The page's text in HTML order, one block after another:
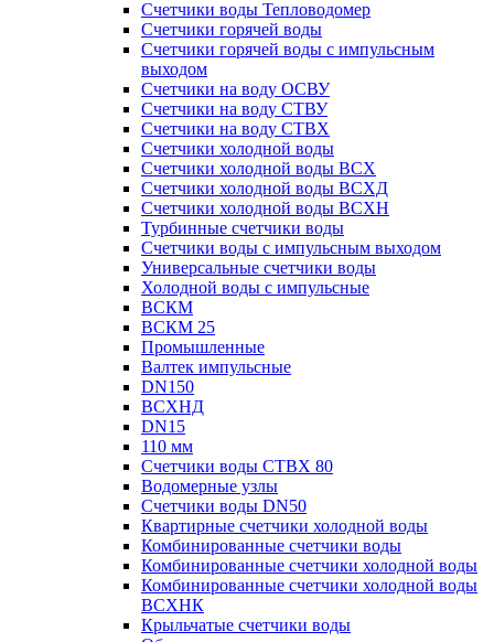
Счетчики воды Тепловодомер
Счетчики горячей воды
Счетчики горячей воды с импульсным
выходом
Счетчики на воду ОСВУ
Счетчики на воду СТВУ
Счетчики на воду СТВХ
Счетчики холодной воды
Счетчики холодной воды ВСХ
Счетчики холодной воды ВСХД
Счетчики холодной воды ВСХН
Турбинные счетчики воды
Счетчики воды с импульсным выходом
Универсальные счетчики воды
Холодной воды с импульсные
ВСКМ
ВСКМ 25
Промышленные
Валтек импульсные
DN150
ВСХНД
DN15
110 мм
Счетчики воды СТВХ 80
Водомерные узлы
Счетчики воды DN50
Квартирные счетчики холодной воды
Комбинированные счетчики воды
Комбинированные счетчики холодной воды
Комбинированные счетчики холодной воды
ВСХНК
Крыльчатые счетчики воды